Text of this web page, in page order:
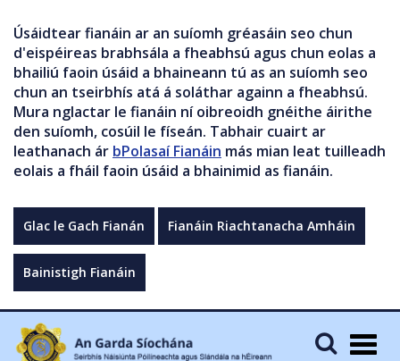
Úsáidtear fianáin ar an suíomh gréasáin seo chun
d'eispéireas brabhsála a fheabhsú agus chun eolas a
bhailiú faoin úsáid a bhaineann tú as an suíomh seo
chun an tseirbhís atá á soláthar againn a fheabhsú.
Mura nglactar le fianáin ní oibreoidh gnéithe áirithe
den suíomh, cosúil le físeán. Tabhair cuairt ar
leathanach ár bPolasaí Fianáin más mian leat tuilleadh
eolais a fháil faoin úsáid a bhainimid as fianáin.
Glac le Gach Fianán Fianáin Riachtanacha Amháin
Bainistigh Fianáin